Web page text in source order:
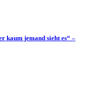
kaum jemand sieht es“ –